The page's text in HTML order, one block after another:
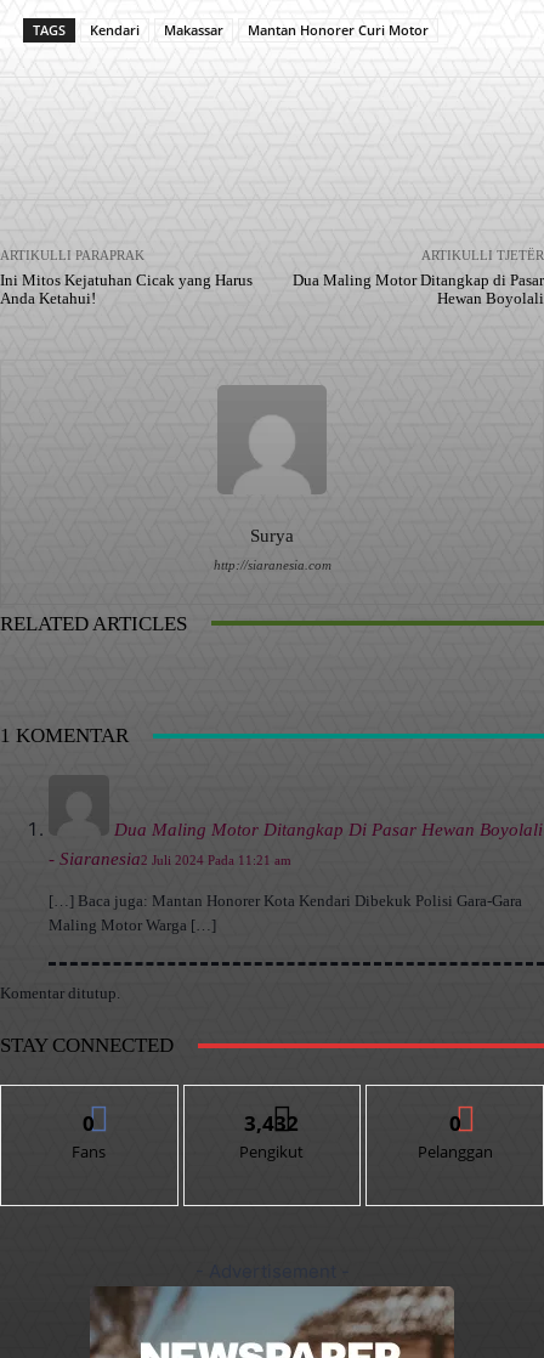
TAGS Kendari Makassar Mantan Honorer Curi Motor
ARTIKULLI PARAPRAK
Ini Mitos Kejatuhan Cicak yang Harus
Anda Ketahui!
ARTIKULLI TJETËR
Dua Maling Motor Ditangkap di Pasar
Hewan Boyolali
Surya
http://siaranesia.com
RELATED ARTICLES
1 KOMENTAR
Dua Maling Motor Ditangkap Di Pasar Hewan Boyolali
- Siaranesia2 Juli 2024 Pada 11:21 am
[…] Baca juga: Mantan Honorer Kota Kendari Dibekuk Polisi Gara-Gara
Maling Motor Warga […]
Komentar ditutup.
STAY CONNECTED
0
Fans
3,432
Pengikut
0
Pelanggan